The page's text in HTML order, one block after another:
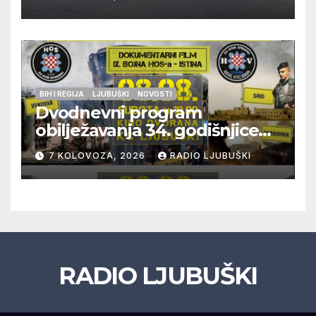
policije
BIH I REGIJA LJUBUŠKI NOVOSTI
Dvodnevni program
obilježavanja 34. godišnjice
pogibije generala Blaža
Kraljevića i osmorice
pripadnika HOS-a
7 KOLOVOZA, 2026 RADIO LJUBUŠKI
RADIO LJUBUŠKI